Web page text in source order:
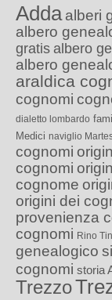
Adda alberi
albero
gratis albero
albero
araldica
cognomi
dialetto lombardo
Medici naviglio
cognomi
cognomi
cognome
origini dei
provenienza
cognomi Rino
genealogico
cognomi storia
Trezzo